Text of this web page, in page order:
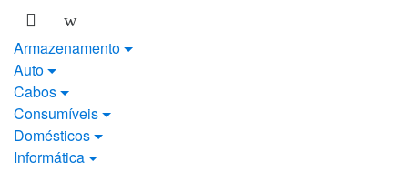
Saltar
para
navegação
Pular
para
conteúdo
Armazenamento
Auto
Cabos
Consumíveis
Domésticos
Informática